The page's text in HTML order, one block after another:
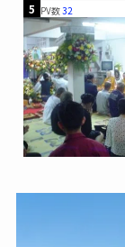
5 PV数32